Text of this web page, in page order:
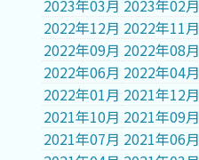
2023年03月 2023年02月
2022年12月 2022年11月
2022年09月 2022年08月
2022年06月 2022年04月
2022年01月 2021年12月
2021年10月 2021年09月
2021年07月 2021年06月